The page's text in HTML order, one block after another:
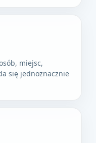
miejsc,
się jednoznacznie